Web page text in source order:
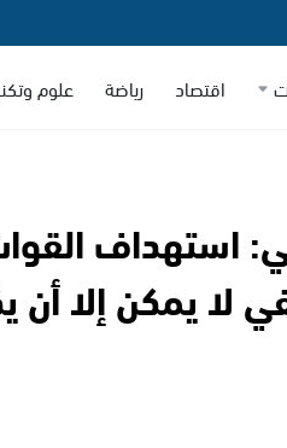
اقتصاد رياضة علوم
استهداف
لا يمكن إلا